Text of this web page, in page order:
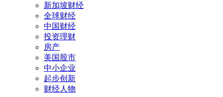
新加坡财经
全球财经
中国财经
投资理财
房产
美国股市
中小企业
起步创新
财经人物